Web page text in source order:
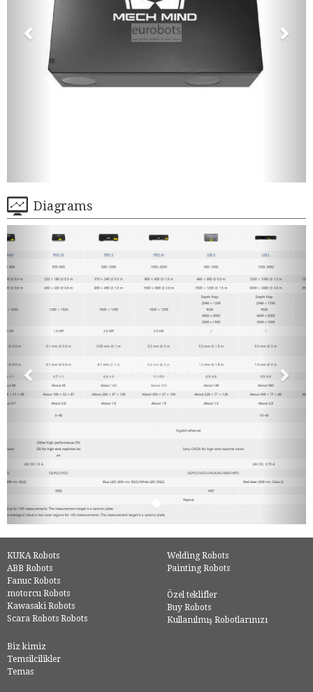
Diagrams
KUKA Robots
ABB Robots
Fanuc Robots
motorcu Robots
Kawasaki Robots
Scara Robots Robots
Welding Robots
Painting Robots
Özel teklifler
Buy Robots
Kullanılmış Robotlarınızı
Biz kimiz
Temsilcilikler
Temas